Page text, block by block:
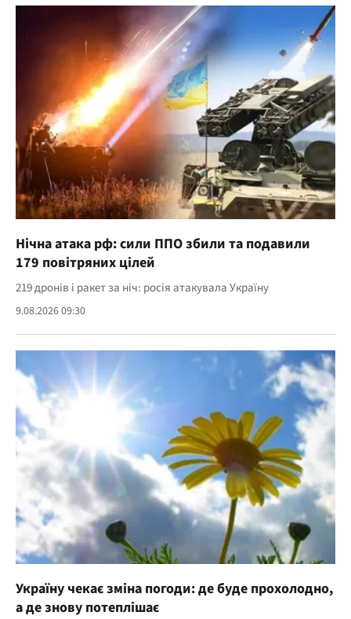
Нічна атака рф: сили ППО збили та подавили
179 повітряних цілей
219 дронів і ракет за ніч: росія атакувала Україну
9.08.2026 09:30
Україну чекає зміна погоди: де буде прохолодно,
а де знову потеплішає